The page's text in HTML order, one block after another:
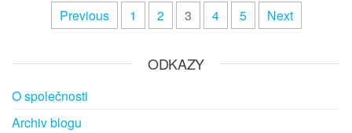
PostsPrevious 1 2 3 4 5 Next
ODKAZY
O společnosti
Archiv blogu